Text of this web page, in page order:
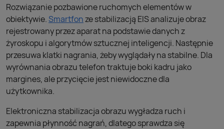
Rozwiązanie pozbawione ruchomych elementów w
obiektywie. Smartfonze stabilizacją EIS analizuje obraz
rejestrowany przez aparat na podstawie danych z
żyroskopu i algorytmów sztucznej inteligencji. Następnie
przesuwa klatki nagrania, żeby wyglądały na stabilne. Dla
wyrównania obrazu telefon traktuje boki kadru jako
margines, ale przycięcie jest niewidoczne dla
użytkownika.
Elektroniczna stabilizacja obrazu wygładza ruch i
zapewnia płynność nagrań, dlatego sprawdza się